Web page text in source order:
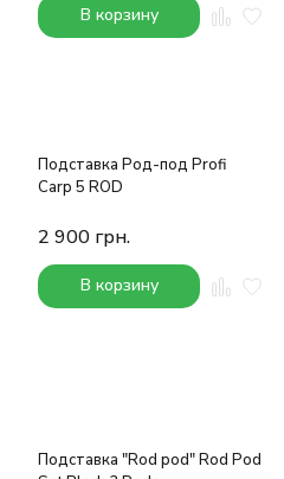
В корзину
Подставка Род-под Profi
Carp 5 ROD
2 900 грн.
В корзину
Подставка "Rod pod" Rod Pod